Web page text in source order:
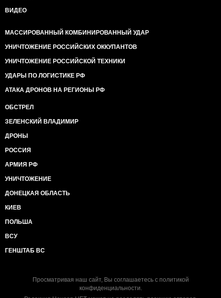
ВИДЕО
МАССИРОВАННЫЙ КОМБИНИРОВАННЫЙ УДАР
УНИЧТОЖЕНИЕ РОССИЙСКИХ ОККУПАНТОВ
УНИЧТОЖЕНИЕ РОССИЙСКОЙ ТЕХНИКИ
УДАРЫ ПО ЛОГИСТИКЕ РФ
АТАКА ДРОНОВ НА РЕГИОНЫ РФ
ОБСТРЕЛ
ЗЕЛЕНСКИЙ ВЛАДИМИР
ДРОНЫ
РОССИЯ
АРМИЯ РФ
УНИЧТОЖЕНИЕ
ДОНЕЦКАЯ ОБЛАСТЬ
КИЕВ
ПОЛЬША
ВСУ
ГЕНШТАБ ВС
Просматривая наш сайт, Вы соглашаетесь с политикой
конфиденциальности.